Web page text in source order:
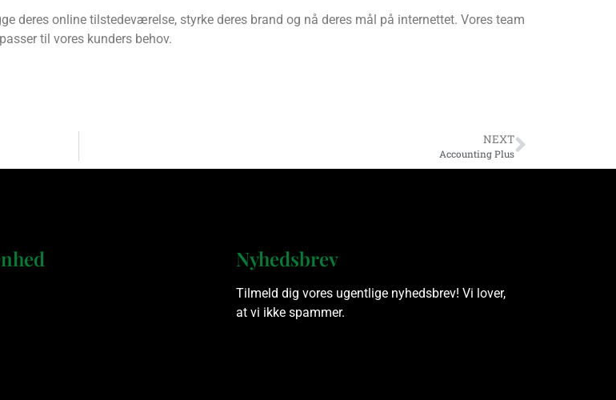
deres online tilstedeværelse, styrke deres brand og nå deres mål på internettet. Vores team
til vores kunders behov.
NEXT
Accounting Plus
Nyhedsbrev
Tilmeld dig vores ugentlige nyhedsbrev! Vi lover,
at vi ikke spammer.